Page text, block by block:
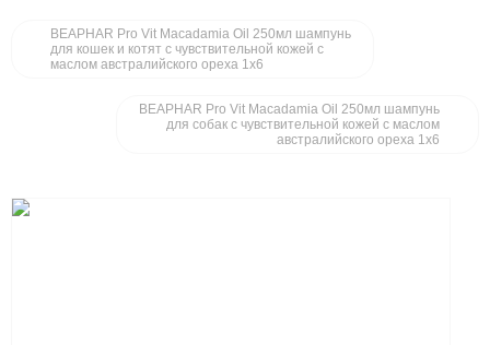
BEAPHAR Pro Vit Macadamia Oil 250мл шампунь
для кошек и котят с чувствительной кожей с
маслом австралийского ореха 1х6
BEAPHAR Pro Vit Macadamia Oil 250мл шампунь
для собак с чувствительной кожей с маслом
австралийского ореха 1х6